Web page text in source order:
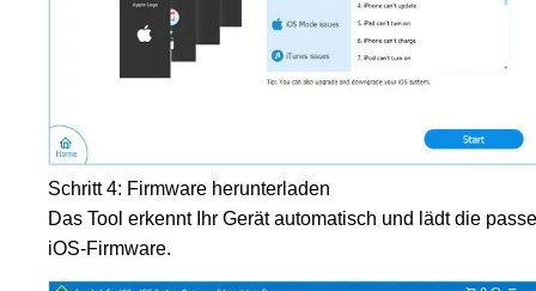
Schritt 4: Firmware herunterladen
Das Tool erkennt Ihr Gerät automatisch und lädt die
iOS-Firmware.